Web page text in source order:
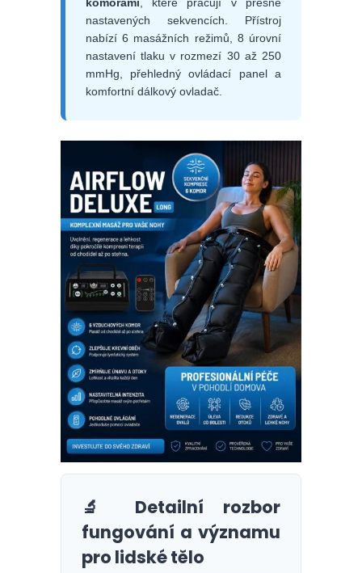
nastavených sekvencích. Přístroj
nabízí 6 masážních režimů, 8 úrovní
nastavení tlaku v rozmezí 30 až 250
mmHg, přehledný ovládací panel a
komfortní dálkový ovladač.
🔬 Detailní rozbor
fungování a významu
pro lidské tělo